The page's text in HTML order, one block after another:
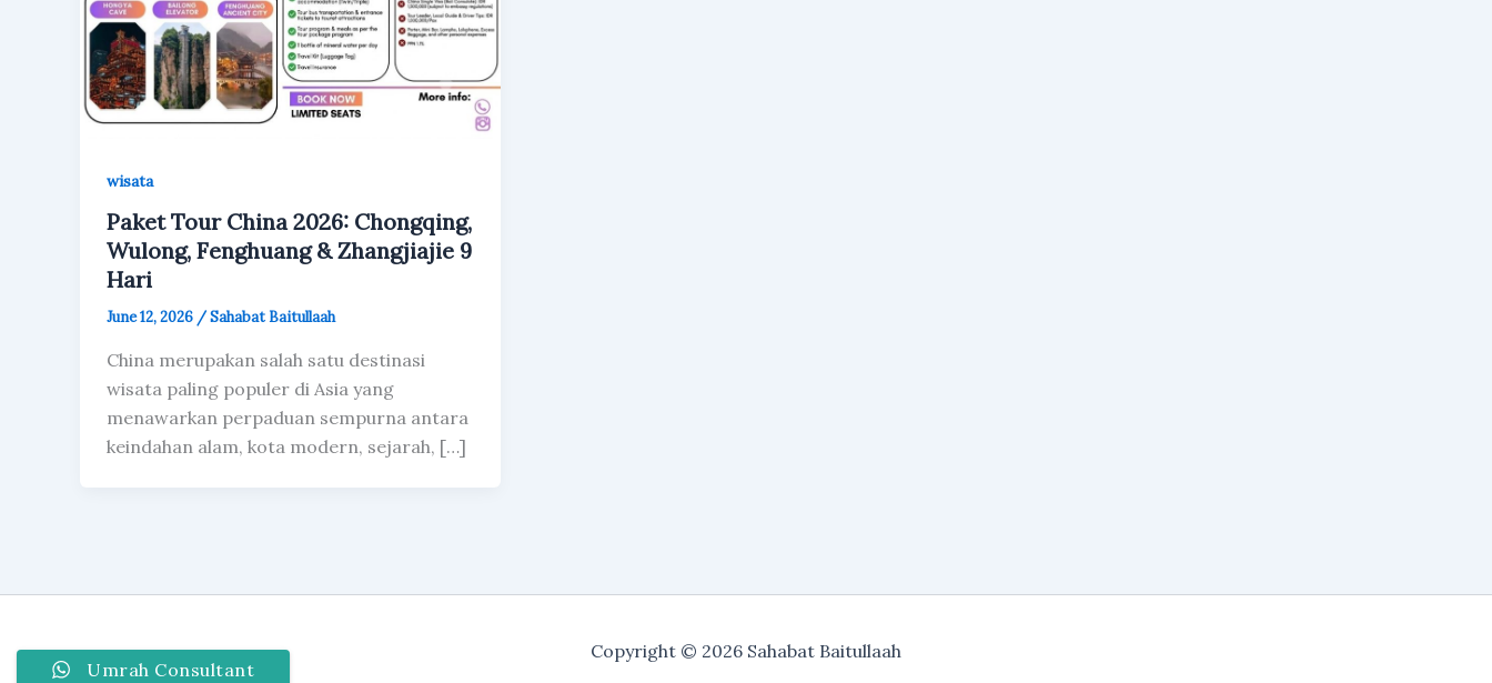
wisata
Paket Tour China 2026: Chongqing,
Wulong, Fenghuang & Zhangjiajie 9
Hari
June 12, 2026 /Sahabat Baitullaah
China merupakan salah satu destinasi
wisata paling populer di Asia yang
menawarkan perpaduan sempurna antara
keindahan alam, kota modern, sejarah, […]
Copyright © 2026 Sahabat Baitullaah
Umrah Consultant